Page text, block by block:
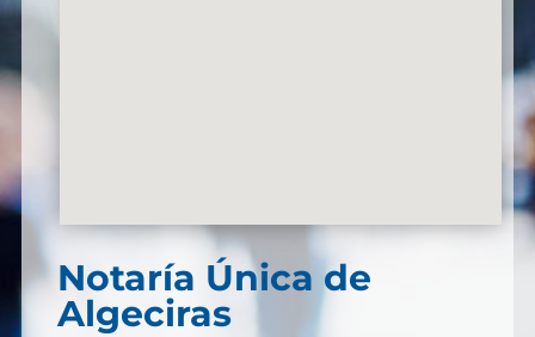
Notaría Única de
Algeciras